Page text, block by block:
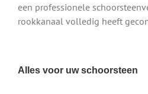
een professionele
rookkanaal volledig heeft
Alles voor uw schoorsteen